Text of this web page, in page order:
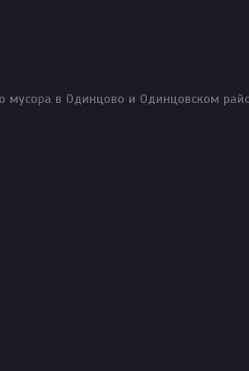
мусора в Одинцово и Одинцовском